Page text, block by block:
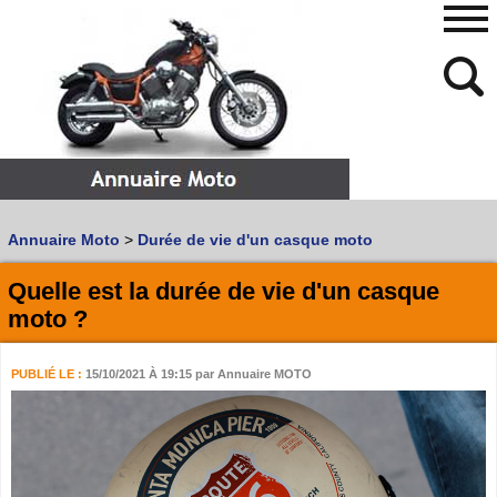
Vous recherchez un garageMOTOouSCOOTER
Quoi :
Trouver un garage Moto !
Retrouvez dans votre VILLE
les bonnes adresses deL'ANNUAIRE MOTO & SCOOTER
480
768
Annuaire Moto > Durée de vie d'un casque moto
Quelle est la durée de vie d'un casque
moto ?
PUBLIÉ LE : 15/10/2021 À 19:15 par Annuaire MOTO